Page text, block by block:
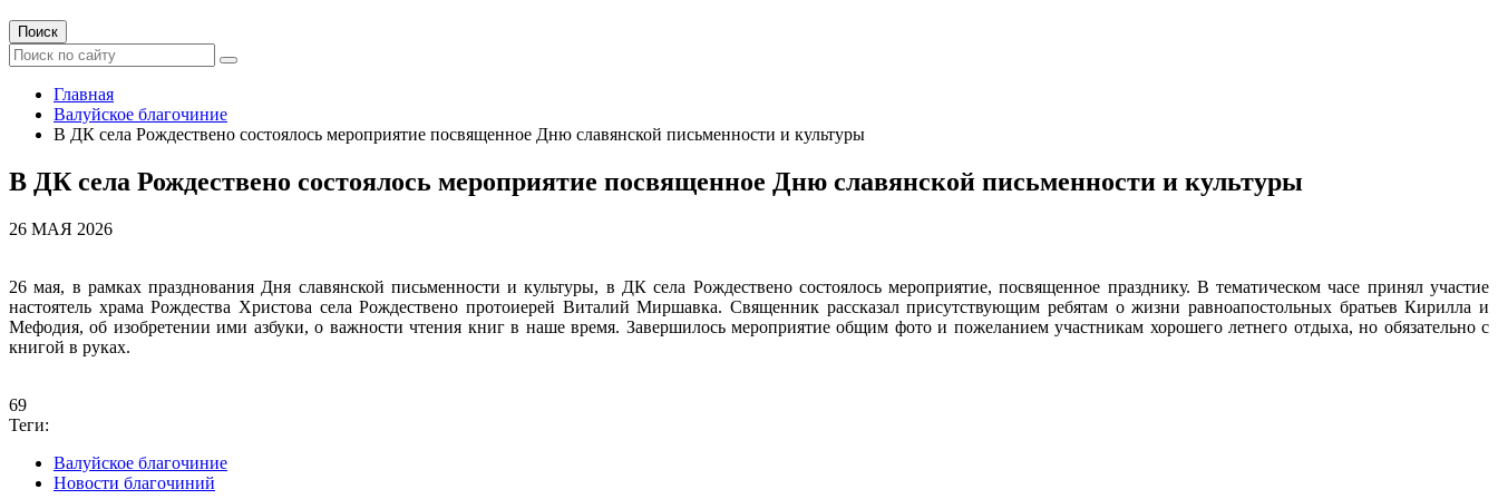
Поиск
Главная
Валуйское благочиние
В ДК села Рождествено состоялось мероприятие посвященное Дню славянской письменности и культуры
В ДК села Рождествено состоялось мероприятие посвященное Дню славянской письменности и культуры
26 МАЯ 2026
26 мая, в рамках празднования Дня славянской письменности и культуры, в ДК села Рождествено состоялось мероприятие, посвященное празднику. В тематическом часе принял участие
настоятель храма Рождества Христова села Рождествено протоиерей Виталий Миршавка. Священник рассказал присутствующим ребятам о жизни равноапостольных братьев Кирилла и
Мефодия, об изобретении ими азбуки, о важности чтения книг в наше время. Завершилось мероприятие общим фото и пожеланием участникам хорошего летнего отдыха, но обязательно с
книгой в руках.
69
Теги:
Валуйское благочиние
Новости благочиний